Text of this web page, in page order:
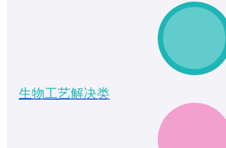
生物工艺解决类